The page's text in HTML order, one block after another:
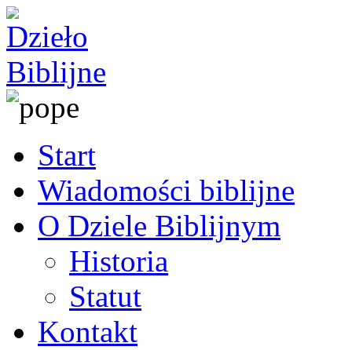
Start
Wiadomości biblijne
O Dziele Biblijnym
Historia
Statut
Kontakt